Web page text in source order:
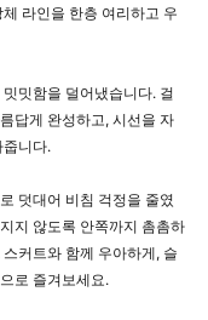
라인을 한층 여리하고 우
밋함을 덜어냈습니다. 걸
답게 완성하고, 시선을 자
줍니다.
덧대어 비침 걱정을 줄였
지 않도록 안쪽까지 촘촘하
커트와 함께 우아하게, 슬
로 즐겨보세요.